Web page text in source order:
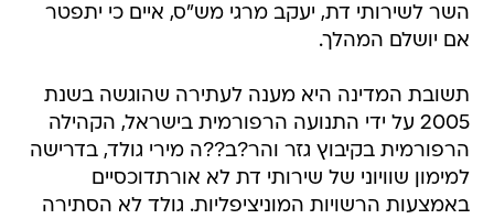
השר לשירותי דת, יעקב מרגי מש"ס, איים כי יתפטר
אם יושלם המהלך.
תשובת המדינה היא מענה לעתירה שהוגשה בשנת
2005 על ידי התנועה הרפורמית בישראל, הקהילה
הרפורמית בקיבוץ גזר והר?ב??ה מירי גולד, בדרישה
למימון שוויוני של שירותי דת לא אורתדוכסיים
באמצעות הרשויות המוניציפליות. גולד לא הסתירה